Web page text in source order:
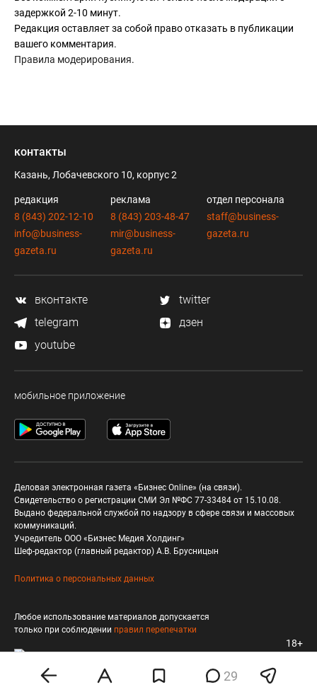
задержкой 2-10 минут.
Редакция оставляет за собой право отказать в публикации
вашего комментария.
Правила модерирования.
29
контакты
Казань, Лобачевского 10, корпус 2
редакция
8 (843) 202-12-10
info@business-
gazeta.ru
реклама
8 (843) 203-48-47
mir@business-
gazeta.ru
отдел персонала
staff@business-
gazeta.ru
вконтакте
twitter
telegram
дзен
youtube
мобильное приложение
Деловая электронная газета «Бизнес Online» (на связи).
Свидетельство о регистрации СМИ Эл №ФС 77-33484 от 15.10.08.
Выдано федеральной службой по надзору в сфере связи и массовых
коммуникаций.
Учредитель ООО «Бизнес Медия Холдинг»
Шеф-редактор (главный редактор) А.В. Брусницын
Политика о персональных данных
Любое использование материалов допускается
только при соблюдении правил перепечатки
18+